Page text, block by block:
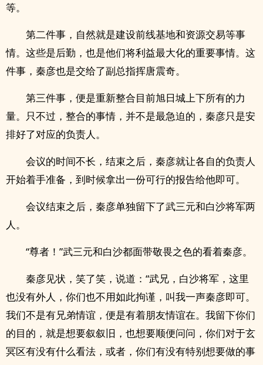
等。
第二件事，自然就是建设前线基地和资源交易等事
情。这些是后勤，也是他们将利益最大化的重要事情。这
件事，秦彦也是交给了副总指挥唐震奇。
第三件事，便是重新整合目前旭日城上下所有的力
量。只不过，整合的事情，并不是最急迫的，秦彦只是安
排好了对应的负责人。
会议的时间不长，结束之后，秦彦就让各自的负责人
开始着手准备，到时候拿出一份可行的报告给他即可。
会议结束之后，秦彦单独留下了武三元和白沙将军两
人。
“尊者！”武三元和白沙都面带敬畏之色的看着秦彦。
秦彦见状，笑了笑，说道：“武兄，白沙将军，这里
也没有外人，你们也不用如此拘谨，叫我一声秦彦即可。
我们不是有兄弟情谊，便是有着朋友情谊在。我留下你们
的目的，就是想要叙叙旧，也想要顺便问问，你们对于玄
冥区有没有什么看法，或者，你们有没有特别想要做的事